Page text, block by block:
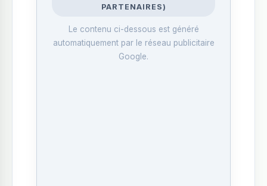
PARTENAIRES)
Le contenu ci-dessous est généré
automatiquement par le réseau publicitaire
Google.